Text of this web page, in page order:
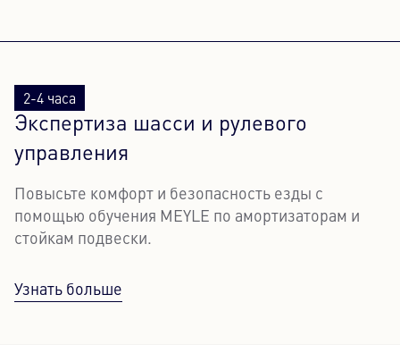
2-4 часа
Экспертиза шасси и рулевого
управления
Повысьте комфорт и безопасность езды с
помощью обучения MEYLE по амортизаторам и
стойкам подвески.
Узнать больше